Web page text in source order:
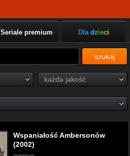
Seriale premium Dla dzieci
szukaj
Wspaniałość Ambersonów
(2002)